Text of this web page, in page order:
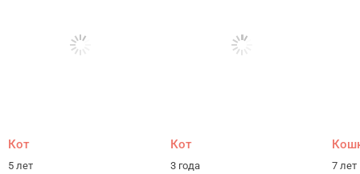
Кот
5 лет
Кот
3 года 7 лет